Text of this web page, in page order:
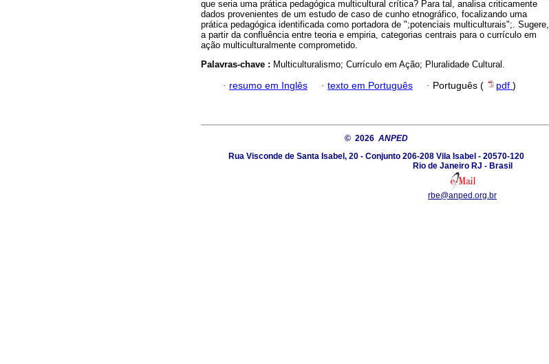
que seria uma prática pedagógica multicultural crítica? Para tal, analisa criticamente
dados provenientes de um estudo de caso de cunho etnográfico, focalizando uma
prática pedagógica identificada como portadora de ";potenciais multiculturais";. Sugere,
a partir da confluência entre teoria e empiria, categorias centrais para o currículo em
ação multiculturalmente comprometido.
Palavras-chave : Multiculturalismo; Currículo em Ação; Pluralidade Cultural.
· resumo em Inglês · texto em Português · Português ( pdf )
© 2026 ANPED
Rua Visconde de Santa Isabel, 20 - Conjunto 206-208 Vila Isabel - 20570-120
Rio de Janeiro RJ - Brasil
rbe@anped.org.br